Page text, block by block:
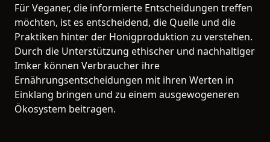
Für Veganer, die informierte Entscheidungen treffen
möchten, ist es entscheidend, die Quelle und die
Praktiken hinter der Honigproduktion zu verstehen.
Durch die Unterstützung ethischer und nachhaltiger
Imker können Verbraucher ihre
Ernährungsentscheidungen mit ihren Werten in
Einklang bringen und zu einem ausgewogeneren
Ökosystem beitragen.